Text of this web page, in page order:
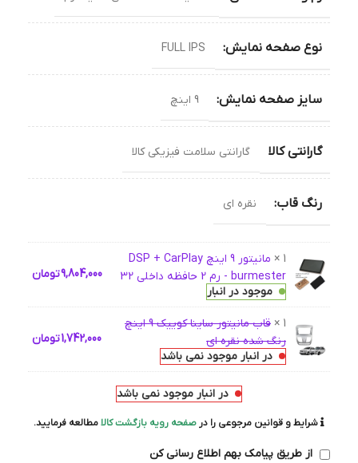
نوع صفحه نمایش: FULL IPS
سایز صفحه نمایش: 9 اینچ
گارانتی کالا گارانتی سلامت فیزیکی کالا
رنگ قاب: نقره ای
1 ×
مانیتور 9 اینچ DSP + CarPlay
burmester - رم 2 حافظه داخلی 32
موجود در انبار
9,804,000تومان
1 ×
قاب مانیتور ساینا کوییک 9 اینچ
رنگ شده نقره ای
در انبار موجود نمی باشد
1,742,000تومان
در انبار موجود نمی باشد
شرایط و قوانین مرجوعی را درصفحه رویه بازگشت کالامطالعه فرمایید.
از طریق پیامک بهم اطلاع رسانی کن